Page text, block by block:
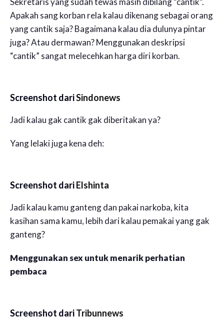
Apakah sang korban rela kalau dikenang sebagai orang
yang cantik saja? Bagaimana kalau dia dulunya pintar
juga? Atau dermawan? Menggunakan deskripsi
“cantik” sangat melecehkan harga diri korban.
Screenshot dariSindonews
Jadi kalau gak cantik gak diberitakan ya?
Yang lelaki juga kena deh:
Screenshot dariElshinta
Jadi kalau kamu ganteng dan pakai narkoba, kita
kasihan sama kamu, lebih dari kalau pemakai yang gak
ganteng?
Menggunakan sex untuk menarik perhatian
pembaca
Screenshot dariTribunnews